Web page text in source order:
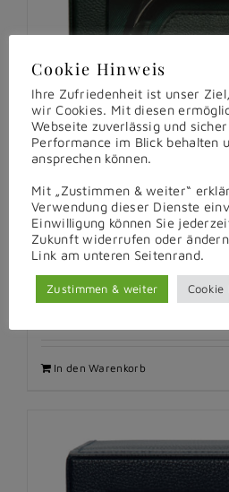
Uhrenbeweger Cub
€389,00
In den Warenkorb
Cookie Hinweis
Ihre Zufriedenheit ist unser
wir Cookies. Mit diesen
Webseite zuverlässig und
Performance im Blick behalten
ansprechen können.
Mit „Zustimmen & weiter“
Verwendung dieser Dienste
Einwilligung können Sie
Zukunft widerrufen oder
Link am unteren Seitenrand.
Zustimmen & weiter Cookie